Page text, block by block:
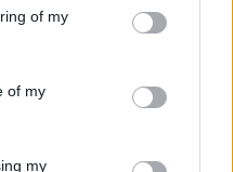
You may click to
its third-party tags to
purposes in below Google
of my
of my
my
harcai a Monte San
szeptember–október)
az Isonzó